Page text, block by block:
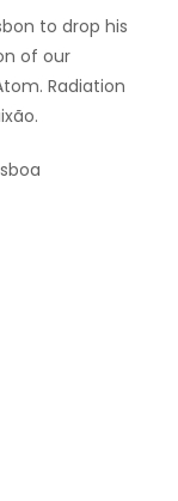
to drop his
of our
Radiation